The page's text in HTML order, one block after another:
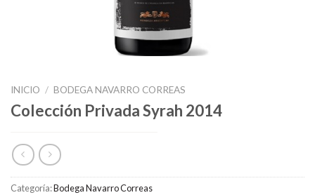
INICIO / BODEGA NAVARRO CORREAS
Colección Privada Syrah 2014
Categoría:Bodega Navarro Correas